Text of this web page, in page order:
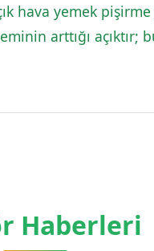
hava yemek
arttığı
Haberleri